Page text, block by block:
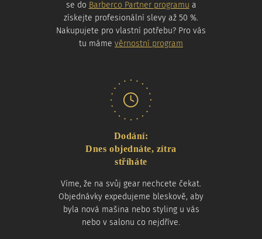
se do Barberco Partner programu a
získejte profesionální slevy až 50 %.
Nakupujete pro vlastní potřebu? Pro vás
tu máme věrnostní program
Dodání:
Dnes objednáte, zítra
stříháte
Víme, že na svůj gear nechcete čekat.
Objednávky expedujeme bleskově, aby
byla nová mašina nebo styling u vás
nebo v salonu co nejdříve.